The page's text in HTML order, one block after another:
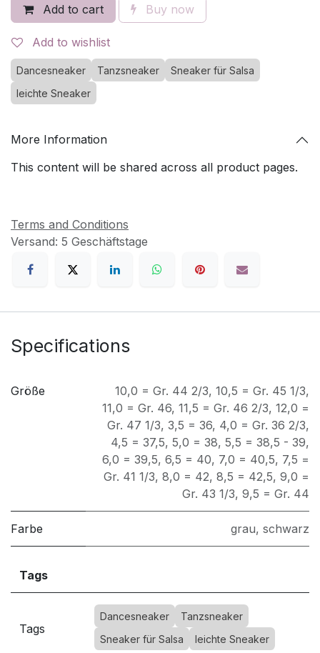
Add to cart Buy now
Add to wishlist
Dancesneaker Tanzsneaker
Sneaker für Salsa
leichte Sneaker
More Information
This content will be shared across all product pages.
Terms and Conditions
Versand: 5 Geschäftstage
Specifications
Größe 10,0 = Gr. 44 2/3, 10,5 = Gr. 45 1/3,
11,0 = Gr. 46, 11,5 = Gr. 46 2/3, 12,0 =
Gr. 47 1/3, 3,5 = 36, 4,0 = Gr. 36 2/3,
4,5 = 37,5, 5,0 = 38, 5,5 = 38,5 - 39,
6,0 = 39,5, 6,5 = 40, 7,0 = 40,5, 7,5 =
Gr. 41 1/3, 8,0 = 42, 8,5 = 42,5, 9,0 =
Gr. 43 1/3, 9,5 = Gr. 44
Farbe grau, schwarz
Tags
Tags
Dancesneaker
Tanzsneaker
Sneaker für Salsa
leichte Sneaker